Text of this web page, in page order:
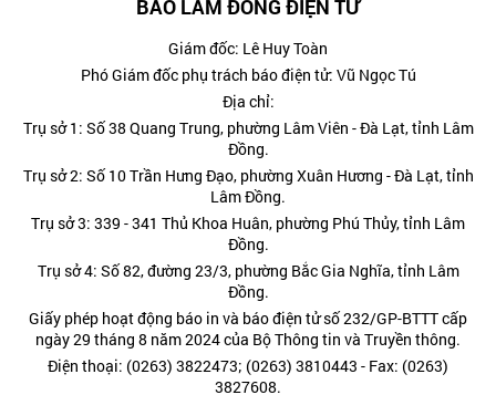
BÁO LÂM ĐỒNG ĐIỆN TỬ
Giám đốc: Lê Huy Toàn
Phó Giám đốc phụ trách báo điện tử: Vũ Ngọc Tú
Địa chỉ:
Trụ sở 1: Số 38 Quang Trung, phường Lâm Viên - Đà Lạt, tỉnh Lâm
Đồng.
Trụ sở 2: Số 10 Trần Hưng Đạo, phường Xuân Hương - Đà Lạt, tỉnh
Lâm Đồng.
Trụ sở 3: 339 - 341 Thủ Khoa Huân, phường Phú Thủy, tỉnh Lâm
Đồng.
Trụ sở 4: Số 82, đường 23/3, phường Bắc Gia Nghĩa, tỉnh Lâm
Đồng.
Giấy phép hoạt động báo in và báo điện tử số 232/GP-BTTT cấp
ngày 29 tháng 8 năm 2024 của Bộ Thông tin và Truyền thông.
Điện thoại: (0263) 3822473; (0263) 3810443 - Fax: (0263)
3827608.